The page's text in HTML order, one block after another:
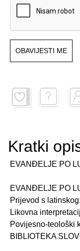
OBAVIJESTI ME
Kratki
EVANĐELJE PO
EVANĐELJE PO
Prijevod s
Likovna
Povijesno-teološki
BIBLIOTEKA